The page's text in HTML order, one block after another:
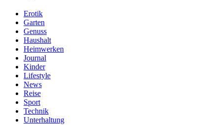
Erotik
Garten
Genuss
Haushalt
Heimwerken
Journal
Kinder
Lifestyle
News
Reise
Sport
Technik
Unterhaltung